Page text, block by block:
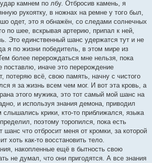
камнем по лбу. Отбросив камень, я
рукоятку, в ножнах на ремне у того был,
одет, это я обнажён, со следами солнечных
по шее, вскрывая артерию, припал к ней,
Это единственный шанс удержатся тут и не
я по жизни победитель, в этом мире из
более перерождаться мне нельзя, пока
поставлю, иначе это перерождение
потеряю всё, свою память, начну с чистого
я за жизнь всем чем мог. И вот эта кровь, а
этого мужика, это тот самый мой шанс на
и используя знания демона, приводил
крики, кто-то приближался, языка
поэтому торопился, пока есть
шанс что отбросит меня от кромки, за которой
хоть как-то восстановить тело.
накопленные ещё в бытность свою
не думал, что они пригодятся. А все знания